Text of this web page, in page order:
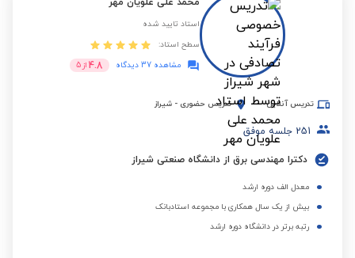
استاد تایید شده
سطح استاد:
مشاهده 37 دیدگاه
4.8 از 5
تدریس آنلاین تدریس حضوری - شیراز
251 جلسه موفق
دکترا مهندسی برق از دانشگاه صنعتی شیراز
معدل الف دوره ارشد
بیش از یک سال همکاری با مجموعه استادبانک
رتبه برتر در دانشگاه دوره ارشد